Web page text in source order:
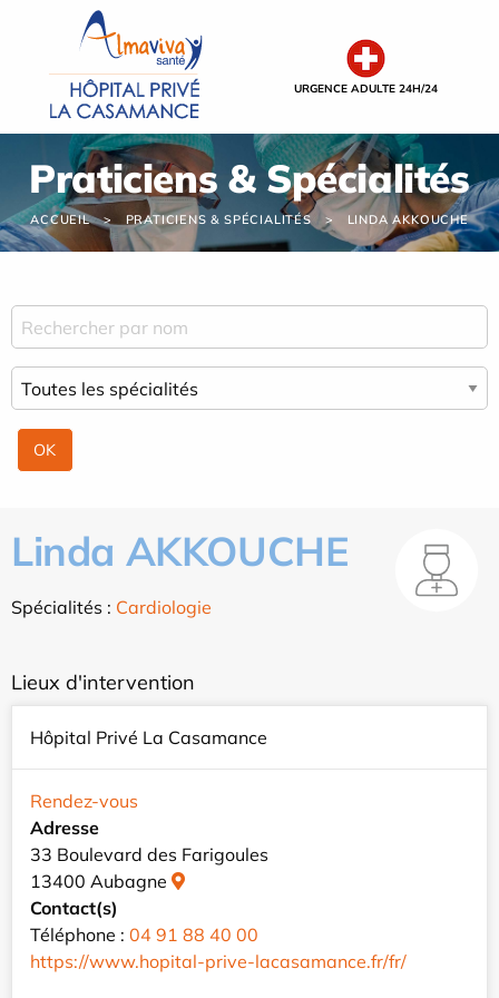
URGENCE ADULTE 24H/24
Praticiens & Spécialités
ACCUEIL PRATICIENS & SPÉCIALITÉS LINDA AKKOUCHE
Linda AKKOUCHE
Spécialités : Cardiologie
Lieux d'intervention
Hôpital Privé La Casamance
Rendez-vous
Adresse
33 Boulevard des Farigoules
13400 Aubagne
Contact(s)
Téléphone : 04 91 88 40 00
https://www.hopital-prive-lacasamance.fr/fr/
Panneau de gestion des cookies